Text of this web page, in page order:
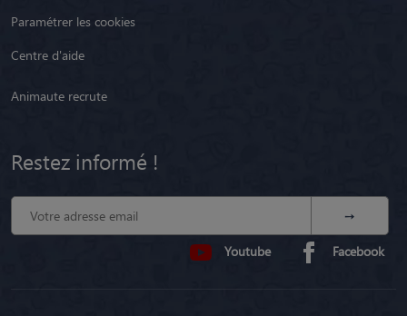
Paramétrer les cookies
Centre d'aide
Animaute recrute
Restez informé !
Youtube Facebook